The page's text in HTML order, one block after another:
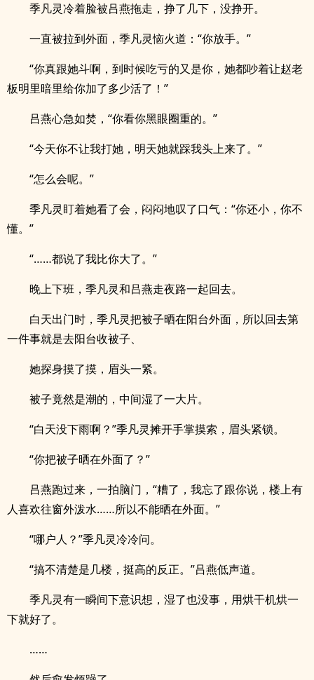
季凡灵冷着脸被吕燕拖走，挣了几下，没挣开。
一直被拉到外面，季凡灵恼火道：“你放手。”
“你真跟她斗啊，到时候吃亏的又是你，她都吵着让赵老
板明里暗里给你加了多少活了！”
吕燕心急如焚，“你看你黑眼圈重的。”
“今天你不让我打她，明天她就踩我头上来了。”
“怎么会呢。”
季凡灵盯着她看了会，闷闷地叹了口气：“你还小，你不
懂。”
“……都说了我比你大了。”
晚上下班，季凡灵和吕燕走夜路一起回去。
白天出门时，季凡灵把被子晒在阳台外面，所以回去第
一件事就是去阳台收被子、
她探身摸了摸，眉头一紧。
被子竟然是潮的，中间湿了一大片。
“白天没下雨啊？”季凡灵摊开手掌摸索，眉头紧锁。
“你把被子晒在外面了？”
吕燕跑过来，一拍脑门，“糟了，我忘了跟你说，楼上有
人喜欢往窗外泼水……所以不能晒在外面。”
“哪户人？”季凡灵冷冷问。
“搞不清楚是几楼，挺高的反正。”吕燕低声道。
季凡灵有一瞬间下意识想，湿了也没事，用烘干机烘一
下就好了。
……